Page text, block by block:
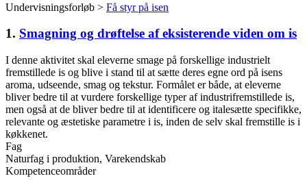
Undervisningsforløb > Få styr på isen
1. Smagning og drøftelse af eksisterende viden om is
I denne aktivitet skal eleverne smage på forskellige industrielt
fremstillede is og blive i stand til at sætte deres egne ord på isens
aroma, udseende, smag og tekstur. Formålet er både, at eleverne
bliver bedre til at vurdere forskellige typer af industrifremstillede is,
men også at de bliver bedre til at identificere og italesætte specifikke,
relevante og æstetiske parametre i is, inden de selv skal fremstille is i
køkkenet.
Fag
Naturfag i produktion, Varekendskab
Kompetenceområder